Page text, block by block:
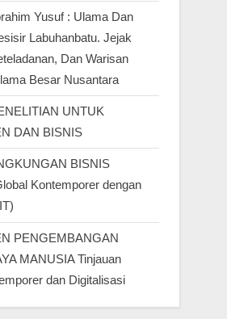
Yusuf : Ulama Dan
Labuhanbatu. Jejak
Dan Warisan
Besar Nusantara
UNTUK
DAN BISNIS
BISNIS
Kontemporer dengan
PENGEMBANGAN
MANUSIA Tinjauan
dan Digitalisasi